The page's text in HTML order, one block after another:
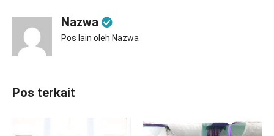
Nazwa
Pos lain oleh Nazwa
Pos terkait